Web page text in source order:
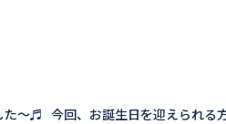
た～♬ 今回、お誕生日を迎えられる